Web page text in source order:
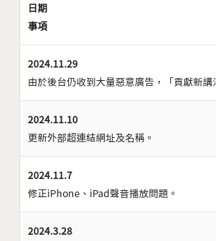
日期
事項
2024.11.29
由於後台仍收到大量惡意廣告，「貢獻新講
2024.11.10
更新外部超連結網址及名稱。
2024.11.7
修正iPhone、iPad聲音播放問題。
2024.3.28